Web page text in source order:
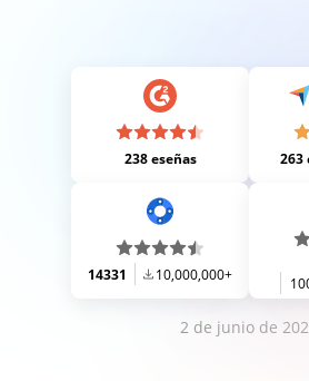
238 eseñas 263
14331 10,000,000+
2 de junio de